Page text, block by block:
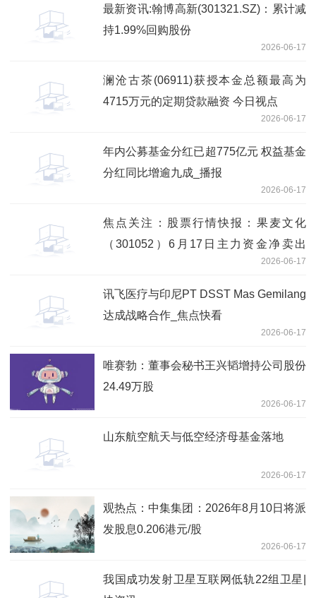
最新资讯:翰博高新(301321.SZ)：累计减
持1.99%回购股份
2026-06-17
澜沧古茶(06911)获授本金总额最高为
4715万元的定期贷款融资 今日视点
2026-06-17
年内公募基金分红已超775亿元 权益基金
分红同比增逾九成_播报
2026-06-17
焦点关注：股票行情快报：果麦文化
（301052）6月17日主力资金净卖出
2026-06-17
讯飞医疗与印尼PT DSST Mas Gemilang
达成战略合作_焦点快看
2026-06-17
唯赛勃：董事会秘书王兴韬增持公司股份
24.49万股
2026-06-17
山东航空航天与低空经济母基金落地
2026-06-17
观热点：中集集团：2026年8月10日将派
发股息0.206港元/股
2026-06-17
我国成功发射卫星互联网低轨22组卫星|